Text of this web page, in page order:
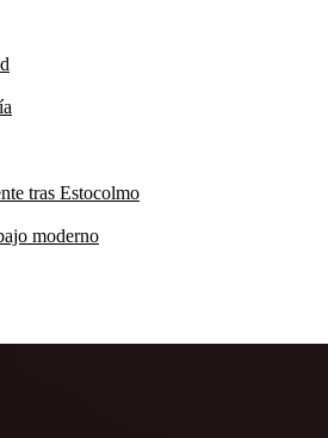
tras Estocolmo
moderno